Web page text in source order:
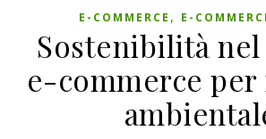
E-COMMERCE , E-
Sostenibilità
e-commerce